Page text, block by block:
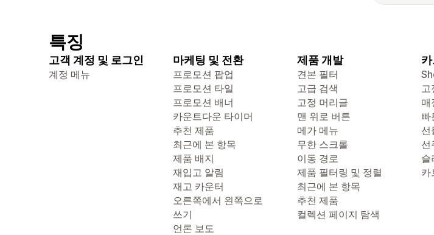
특징
고객 계정 및 로그인
계정 메뉴
마케팅 및 전환
프로모션 팝업
프로모션 타일
프로모션 배너
카운트다운 타이머
추천 제품
최근에 본 항목
제품 배지
재입고 알림
재고 카운터
오른쪽에서 왼쪽으로
쓰기
언론 보도
제품 개발
견본 필터
고급 검색
고정 머리글
맨 위로 버튼
메가 메뉴
무한 스크롤
이동 경로
제품 필터링 및 정렬
최근에 본 항목
추천 제품
컬렉션 페이지 탐색
고
매
빠
선
선
슬
카